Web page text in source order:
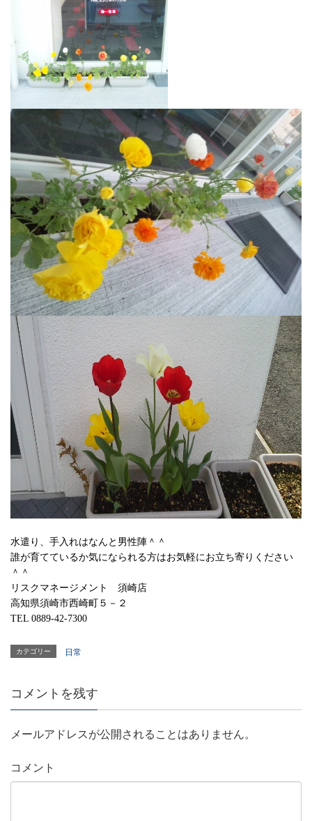
水遣り、手入れはなんと男性陣＾＾
誰が育てているか気になられる方はお気軽にお立ち寄りください
＾＾
リスクマネージメント 須崎店
高知県須崎市西崎町５－２
TEL 0889-42-7300
カテゴリー 日常
コメントを残す
メールアドレスが公開されることはありません。
コメント